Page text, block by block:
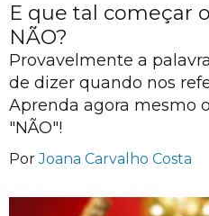
E que tal começar
NÃO?
Provavelmente a
de dizer quando nos
Aprenda agora mesmo
"NÃO"!
PorJoana Carvalho Costa